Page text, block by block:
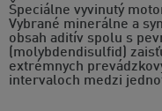
Špeciálne vyvinutý
Vybrané minerálne a
obsah aditív spolu s
(molybdendisulfid)
extrémnych
intervaloch medzi